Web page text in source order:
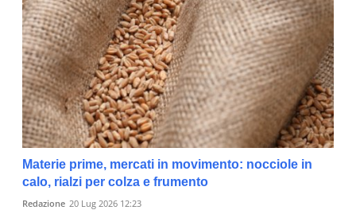
Materie prime, mercati in movimento: nocciole in
calo, rialzi per colza e frumento
Redazione 20 Lug 2026 12:23